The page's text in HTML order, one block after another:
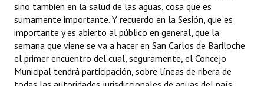
sino también en la salud de las aguas, cosa que es
sumamente importante. Y recuerdo en la Sesión, que es
importante y es abierto al público en general, que la
semana que viene se va a hacer en San Carlos de Bariloche
el primer encuentro del cual, seguramente, el Concejo
Municipal tendrá participación, sobre líneas de ribera de